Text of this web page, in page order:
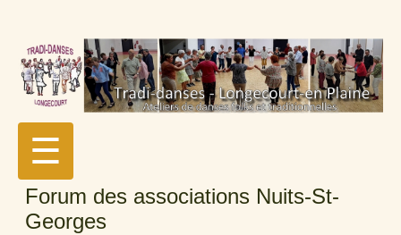
☰
Forum des associations Nuits-St-
Georges